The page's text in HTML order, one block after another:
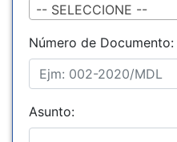
-- SELECCIONE --
Número de Documento:
Asunto: